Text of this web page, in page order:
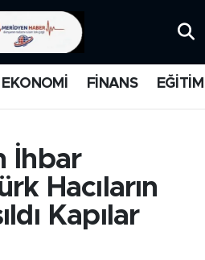
EKONOMİ FİNANS EĞİTİM
İhbar
Hacıların
Kapılar
ve Fikstür